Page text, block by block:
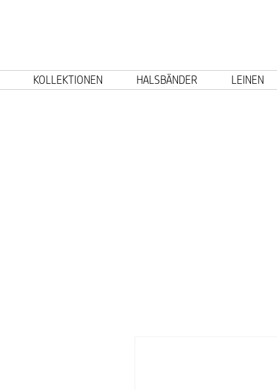
KOLLEKTIONEN HALSBÄNDER LEINEN